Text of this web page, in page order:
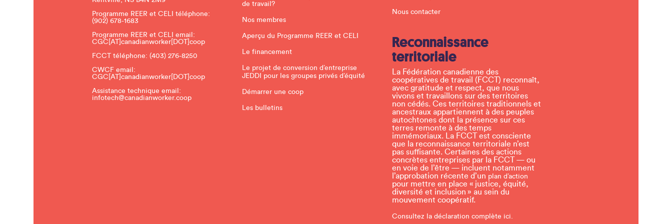
a
e
a
Programme REER et CELI téléphone:
(902) 678-1683
Programme REER et CELI email:
CGC[AT]canadianworker[DOT]coop
FCCT téléphone: (403) 276-8250
CWCF email:
CGC[AT]canadianworker[DOT]coop
Assistance technique email:
infotech@canadianworker.coop
de travail?
Nos membres
Aperçu du Programme REER et CELI
Le financement
Le projet de conversion d’entreprise
JEDDI pour les groupes privés d’équité
Démarrer une coop
Les bulletins
Nous contacter
Reconnaissance
territoriale
La Fédération canadienne des
coopératives de travail (FCCT) reconnaît,
avec gratitude et respect, que nous
vivons et travaillons sur des territoires
non cédés. Ces territoires traditionnels et
ancestraux appartiennent à des peuples
autochtones dont la présence sur ces
terres remonte à des temps
immémoriaux. La FCCT est consciente
que la reconnaissance territoriale n’est
pas suffisante. Certaines des actions
concrètes entreprises par la FCCT — ou
en voie de l’être — incluent notamment
l’approbation récente d’un plan d’action
pour mettre en place « justice, équité,
diversité et inclusion » au sein du
mouvement coopératif.
Consultez la déclaration complète ici.